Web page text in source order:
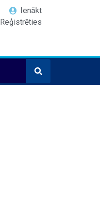
Ienākt
Reģistrēties